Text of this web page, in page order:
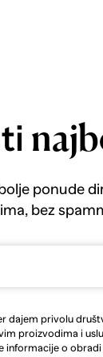
ponude
bez
dajem privolu
proizvodima i
informacije o